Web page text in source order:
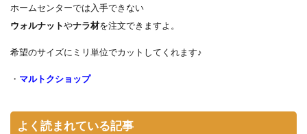
ホームセンターでは入手できない
ウォルナットやナラ材を注文できますよ。
希望のサイズにミリ単位でカットしてくれます♪
・ マルトクショップ
よく読まれている記事